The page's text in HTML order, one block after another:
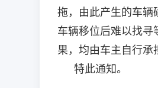
拖，由此产生的车辆
车辆移位后难以找寻
果，均由车主自行承
特此通知。